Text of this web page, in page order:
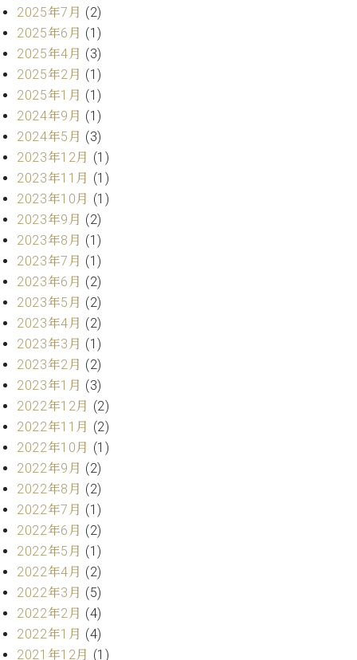
ン
ヴ
ィ
ジ
ョ
ン
C.BECHSTEIN
Digital(ベ
ヒ
シ
ュ
タ
イ
ン
デ
ジ
タ
ル)
者
紹
展示
情報
【ユ
ーロ
ピア
ノ特
選中
古】
イ
ベ
ン
ト
報
八
王
子
工
ブ
ロ
グ
ア
ク
セ
お
問
い
合
わ
2025年7月 (2)
2025年6月 (1)
2025年4月 (3)
2025年2月 (1)
2025年1月 (1)
2024年9月 (1)
2024年5月 (3)
2023年12月 (1)
2023年11月 (1)
2023年10月 (1)
2023年9月 (2)
2023年8月 (1)
2023年7月 (1)
2023年6月 (2)
2023年5月 (2)
2023年4月 (2)
2023年3月 (1)
2023年2月 (2)
2023年1月 (3)
2022年12月 (2)
2022年11月 (2)
2022年10月 (1)
2022年9月 (2)
2022年8月 (2)
2022年7月 (1)
2022年6月 (2)
2022年5月 (1)
2022年4月 (2)
2022年3月 (5)
2022年2月 (4)
2022年1月 (4)
2021年12月 (1)